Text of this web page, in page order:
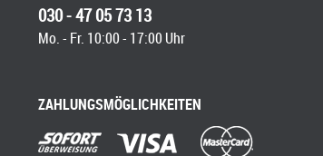
030 - 47 05 73 13
Mo. - Fr. 10:00 - 17:00 Uhr
ZAHLUNGSMÖGLICHKEITEN